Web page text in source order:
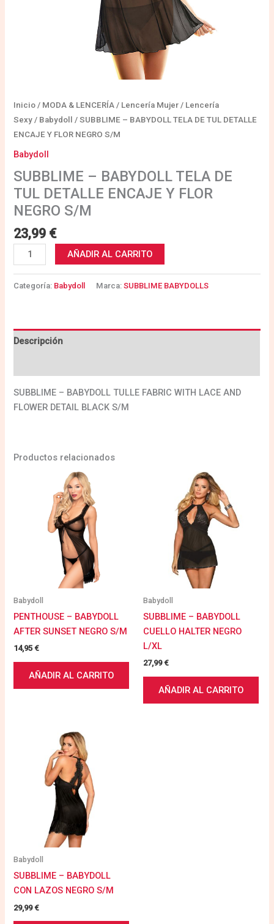
Inicio / MODA & LENCERÍA / Lencería Mujer / Lencería
Sexy / Babydoll / SUBBLIME – BABYDOLL TELA DE TUL DETALLE
ENCAJE Y FLOR NEGRO S/M
Babydoll
SUBBLIME – BABYDOLL TELA DE
TUL DETALLE ENCAJE Y FLOR
NEGRO S/M
23,99 €
AÑADIR AL CARRITO
Categoría: Babydoll Marca:SUBBLIME BABYDOLLS
Descripción
SUBBLIME – BABYDOLL TULLE FABRIC WITH LACE AND
FLOWER DETAIL BLACK S/M
Productos relacionados
Babydoll
PENTHOUSE – BABYDOLL
AFTER SUNSET NEGRO S/M
14,95€
AÑADIR AL CARRITO
Babydoll
SUBBLIME – BABYDOLL
CUELLO HALTER NEGRO
L/XL
27,99€
AÑADIR AL CARRITO
Babydoll
SUBBLIME – BABYDOLL
CON LAZOS NEGRO S/M
29,99€